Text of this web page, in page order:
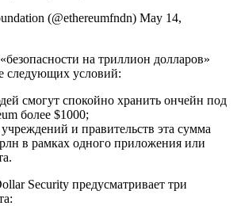
(@ethereumfndn) May 14,
на триллион долларов»
следующих условий:
смогут спокойно хранить ончейн под
более $1000;
и правительств эта сумма
в рамках одного приложения или
Security предусматривает три